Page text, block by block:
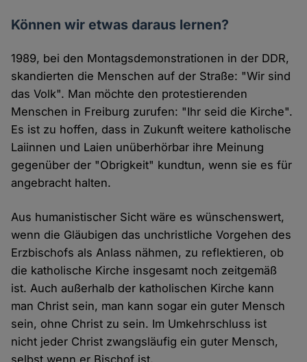
Können wir etwas daraus lernen?
1989, bei den Montagsdemonstrationen in der DDR,
skandierten die Menschen auf der Straße: "Wir sind
das Volk". Man möchte den protestierenden
Menschen in Freiburg zurufen: "Ihr seid die Kirche".
Es ist zu hoffen, dass in Zukunft weitere katholische
Laiinnen und Laien unüberhörbar ihre Meinung
gegenüber der "Obrigkeit" kundtun, wenn sie es für
angebracht halten.
Aus humanistischer Sicht wäre es wünschenswert,
wenn die Gläubigen das unchristliche Vorgehen des
Erzbischofs als Anlass nähmen, zu reflektieren, ob
die katholische Kirche insgesamt noch zeitgemäß
ist. Auch außerhalb der katholischen Kirche kann
man Christ sein, man kann sogar ein guter Mensch
sein, ohne Christ zu sein. Im Umkehrschluss ist
nicht jeder Christ zwangsläufig ein guter Mensch,